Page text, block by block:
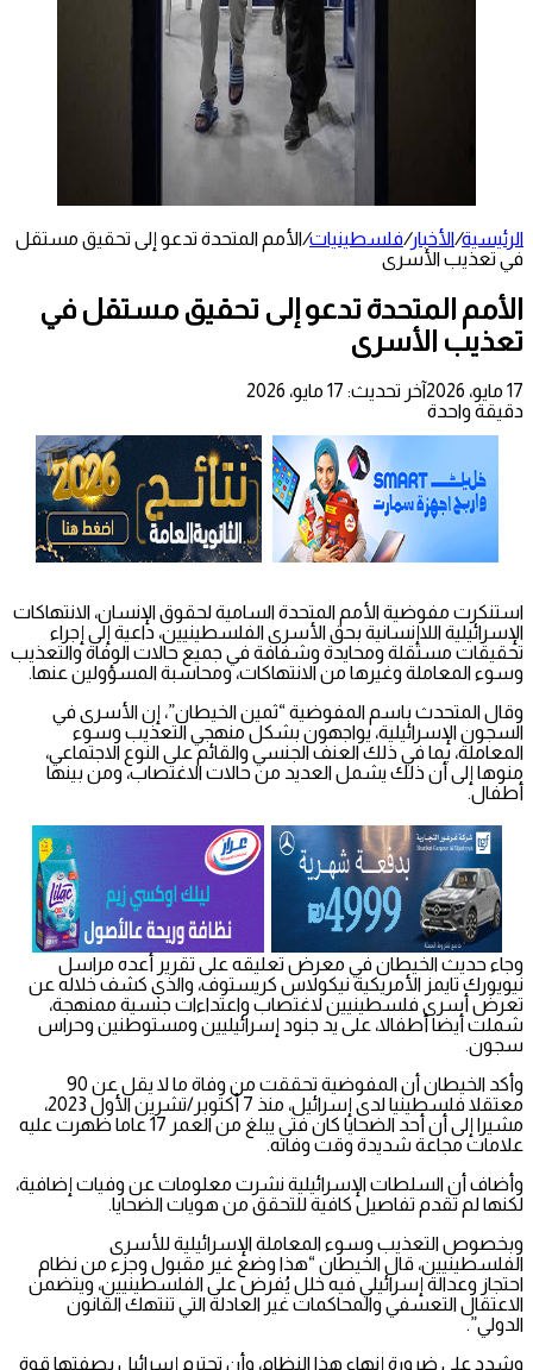
الرئيسية/الأخبار/فلسطينيات/الأمم المتحدة تدعو إلى تحقيق مستقل
في تعذيب الأسرى
الأمم المتحدة تدعو إلى تحقيق مستقل في
تعذيب الأسرى
17 مايو، 2026
آخر تحديث: 17 مايو، 2026
دقيقة واحدة
استنكرت مفوضية الأمم المتحدة السامية لحقوق الإنسان، الانتهاكات
الإسرائيلية اللاإنسانية بحق الأسرى الفلسطينيين، داعية إلى إجراء
تحقيقات مستقلة ومحايدة وشفافة في جميع حالات الوفاة والتعذيب
وسوء المعاملة وغيرها من الانتهاكات، ومحاسبة المسؤولين عنها.
وقال المتحدث باسم المفوضية “ثمين الخيطان”، إن الأسرى في
السجون الإسرائيلية، يواجهون بشكل منهجي التعذيب وسوء
المعاملة، بما في ذلك العنف الجنسي والقائم على النوع الاجتماعي،
منوها إلى أن ذلك يشمل العديد من حالات الاغتصاب، ومن بينها
أطفال.
وجاء حديث الخيطان في معرض تعليقه على تقرير أعده مراسل
نيويورك تايمز الأمريكية نيكولاس كريستوف، والذي كشف خلاله عن
تعرض أسرى فلسطينيين لاغتصاب واعتداءات جنسية ممنهجة،
شملت أيضا أطفالا، على يد جنود إسرائيليين ومستوطنين وحراس
سجون.
وأكد الخيطان أن المفوضية تحققت من وفاة ما لا يقل عن 90
معتقلا فلسطينيا لدى إسرائيل، منذ 7 أكتوبر/تشرين الأول 2023،
مشيرا إلى أن أحد الضحايا كان فتى يبلغ من العمر 17 عاما ظهرت عليه
علامات مجاعة شديدة وقت وفاته.
وأضاف أن السلطات الإسرائيلية نشرت معلومات عن وفيات إضافية،
لكنها لم تقدم تفاصيل كافية للتحقق من هويات الضحايا.
وبخصوص التعذيب وسوء المعاملة الإسرائيلية للأسرى
الفلسطينيين، قال الخيطان “هذا وضع غير مقبول وجزء من نظام
احتجاز وعدالة إسرائيلي فيه خلل يُفرض على الفلسطينيين، ويتضمن
الاعتقال التعسفي والمحاكمات غير العادلة التي تنتهك القانون
الدولي”.
وشدد على ضرورة إنهاء هذا النظام، وأن تحترم إسرائيل بصفتها قوة